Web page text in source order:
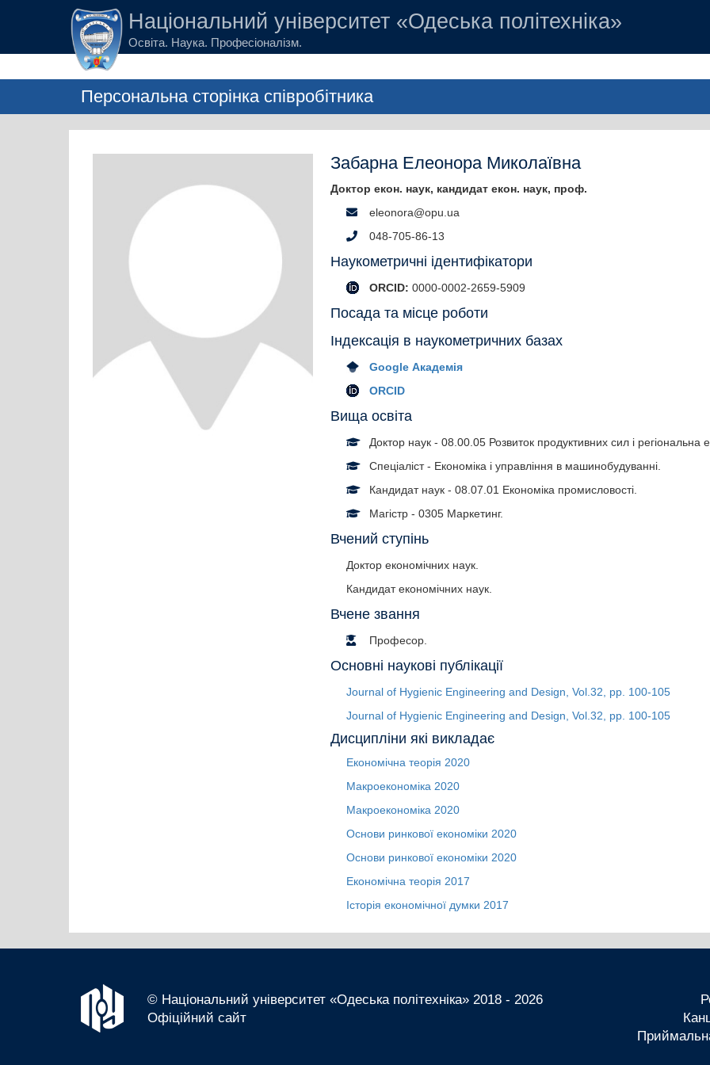
Перейти до основного вмісту
Національний університет «Одеська політехніка»
Освіта. Наука. Професіоналізм.
Персональна сторінка співробітника
Забарна Елеонора Миколаївна
Доктор екон. наук, кандидат екон. наук, проф.
eleonora@opu.ua
048-705-86-13
Наукометричні ідентифікатори
ORCID: 0000-0002-2659-5909
Посада та місце роботи
Індексація в наукометричних базах
Google Академія
ORCID
Вища освіта
Доктор наук - 08.00.05 Розвиток продуктивних сил і регіональна
Спеціаліст - Економіка і управління в машинобудуванні.
Кандидат наук - 08.07.01 Економіка промисловості.
Магістр - 0305 Маркетинг.
Вчений ступінь
Доктор економічних наук.
Кандидат економічних наук.
Вчене звання
Професор.
Основні наукові публікації
Journal of Hygienic Engineering and Design, Vol.32, pp. 100-105
Journal of Hygienic Engineering and Design, Vol.32, pp. 100-105
Дисципліни які викладає
Економічна теорія 2020
Макроекономіка 2020
Макроекономіка 2020
Основи ринкової економіки 2020
Основи ринкової економіки 2020
Економічна теорія 2017
Історія економічної думки 2017
© Національний університет «Одеська політехніка» 2018 - 2026
Офіційний сайт